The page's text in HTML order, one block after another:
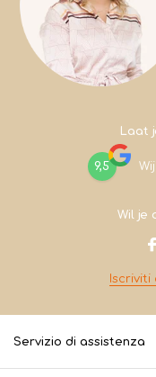
Laat
9,5
Wil je
Servizio di assistenza